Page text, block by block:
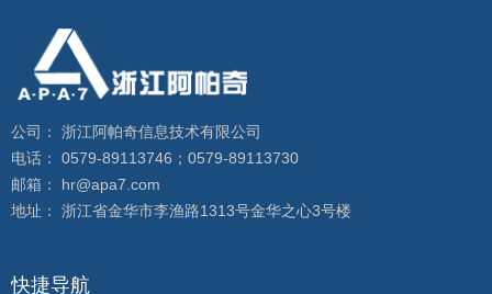
公司： 浙江阿帕奇信息技术有限公司
电话： 0579-89113746；0579-89113730
邮箱： hr@apa7.com
地址： 浙江省金华市李渔路1313号金华之心3号楼
快捷导航